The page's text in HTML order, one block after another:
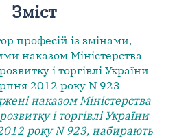
Зміст
професій із змінами,
наказом Міністерства
і торгівлі України
2012 року N 923
наказом Міністерства
і торгівлі України
року N 923, набирають